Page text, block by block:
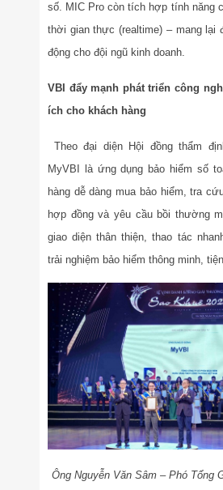
số. MIC Pro còn tích hợp tính năng
thời gian thực (realtime) – mang lại
động cho đội ngũ kinh doanh.
VBI đẩy mạnh phát triển công
ích cho khách hàng
Theo đại diện Hội đồng thẩm
MyVBI là ứng dụng bảo hiểm số
hàng dễ dàng mua bảo hiểm, tra
hợp đồng và yêu cầu bồi thường
giao diện thân thiện, thao tác
trải nghiệm bảo hiểm thông minh,
Ông Nguyễn Văn Sâm – Phó Tổng